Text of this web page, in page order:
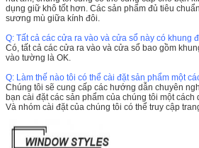
dụng giữ khô tốt hơn. Các sản phẩm đủ tiêu
sương mù giữa kính đôi.
Q: Tất cả các cửa ra vào và cửa sổ này có khung
Có, tất cả các cửa ra vào và cửa sổ bao gồm
vào tường là OK.
Q: Làm thế nào tôi có thể cài đặt sản phẩm một
Chúng tôi sẽ cung cấp các hướng dẫn chuyên
bạn cài đặt các sản phẩm của chúng tôi một cách
Và nhóm cài đặt của chúng tôi có thể truy cập